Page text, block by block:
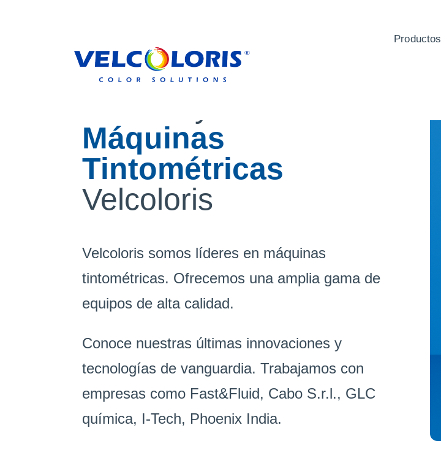
Productos
Máquinas
Tintométricas
Velcoloris
Velcoloris somos líderes en máquinas
tintométricas. Ofrecemos una amplia gama de
equipos de alta calidad.
Conoce nuestras últimas innovaciones y
tecnologías de vanguardia. Trabajamos con
empresas como Fast&Fluid, Cabo S.r.l., GLC
química, I-Tech, Phoenix India.